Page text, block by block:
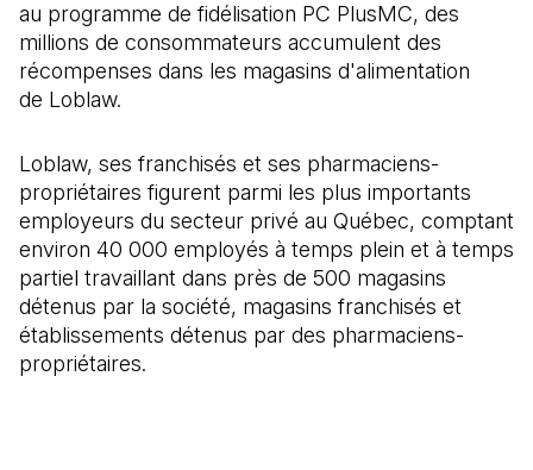
au programme de fidélisation PC PlusMC, des
millions de consommateurs accumulent des
récompenses dans les magasins d'alimentation
de Loblaw.
Loblaw, ses franchisés et ses pharmaciens-
propriétaires figurent parmi les plus importants
employeurs du secteur privé au Québec, comptant
environ 40 000 employés à temps plein et à temps
partiel travaillant dans près de 500 magasins
détenus par la société, magasins franchisés et
établissements détenus par des pharmaciens-
propriétaires.